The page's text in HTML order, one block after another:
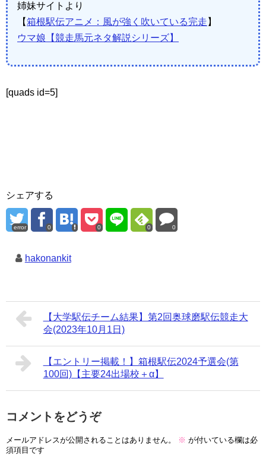
姉妹サイトより
【箱根駅伝アニメ：風が強く吹いている完走 】
ウマ娘【競走馬元ネタ解説シリーズ】
[quads id=5]
シェアする
error 0 0 0 0
hakonankit
【大学駅伝チーム結果】第2回奥球磨駅伝競⾛⼤
会(2023年10月1日)
【エントリー掲載！】箱根駅伝2024予選会(第
100回)【主要24出場校＋α】
コメントをどうぞ
メールアドレスが公開されることはありません。 ※ が付いている欄は必
須項目です